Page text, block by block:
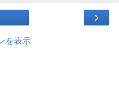
›
を表示